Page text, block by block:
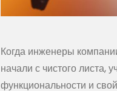
Когда инженеры
начали с чистого листа,
функциональности и